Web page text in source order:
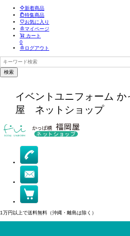
新着商品
特集商品
お気に入り
マイページ
カート
0
ログアウト
検索
イベントユニフォーム
屋 ネットショップ
1万円以上で送料無料 （沖縄・離島は除く）